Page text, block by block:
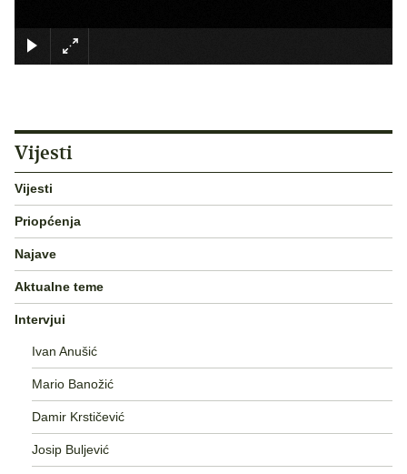
Vijesti
Vijesti
Priopćenja
Najave
Aktualne teme
Intervjui
Ivan Anušić
Mario Banožić
Damir Krstičević
Josip Buljević